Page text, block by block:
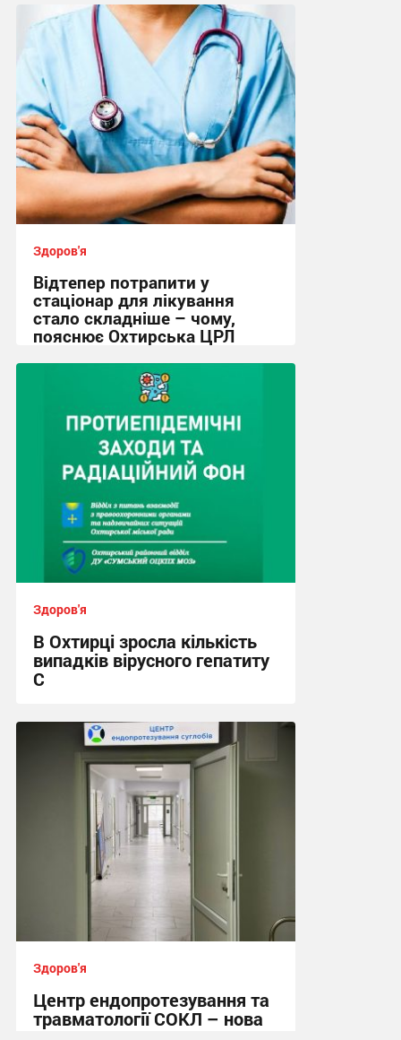
Здоров'я
Відтепер потрапити у
стаціонар для лікування
стало складніше – чому,
пояснює Охтирська ЦРЛ
Здоров'я
В Охтирці зросла кількість
випадків вірусного гепатиту
С
17:49, 29.07.2026
Здоров'я
Центр ендопротезування та
травматології СОКЛ – нова